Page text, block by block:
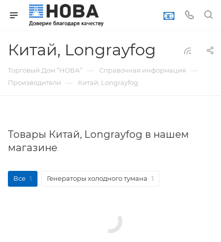
📧
Китай, Longrayfog
Торговый Дом “НОВА” — Справочная информация —
Производители — Китай, Longrayfog
Товары Китай, Longrayfog в нашем
магазине
Все 1 Генераторы холодного тумана 1